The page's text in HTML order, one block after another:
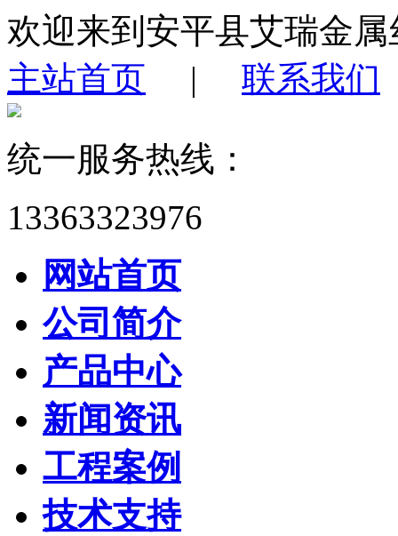
欢迎来到安平县艾瑞金
主站首页 | 联系我们
统一服务热线：
13363323976
网站首页
公司简介
产品中心
新闻资讯
工程案例
技术支持